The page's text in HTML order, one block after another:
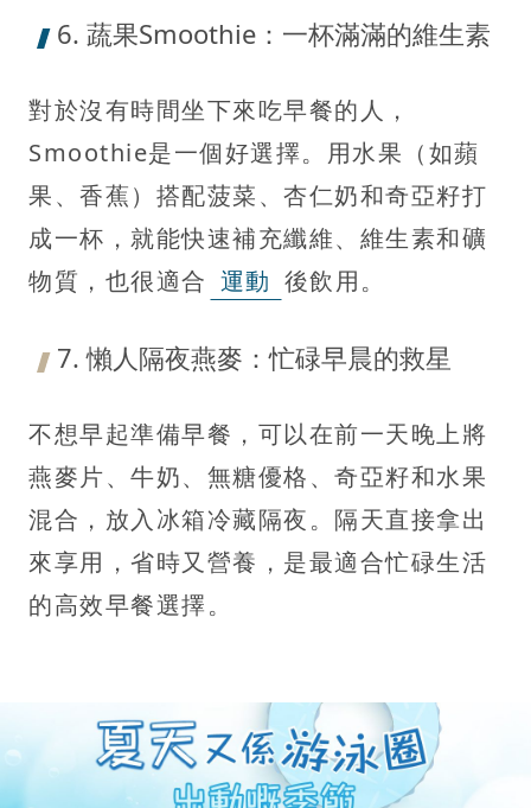
6. 蔬果Smoothie：一杯滿滿的維生素
對於沒有時間坐下來吃早餐的人，
Smoothie是一個好選擇。用水果（如蘋
果、香蕉）搭配菠菜、杏仁奶和奇亞籽打
成一杯，就能快速補充纖維、維生素和礦
物質，也很適合 運動 後飲用。
7. 懶人隔夜燕麥：忙碌早晨的救星
不想早起準備早餐，可以在前一天晚上將
燕麥片、牛奶、無糖優格、奇亞籽和水果
混合，放入冰箱冷藏隔夜。隔天直接拿出
來享用，省時又營養，是最適合忙碌生活
的高效早餐選擇。